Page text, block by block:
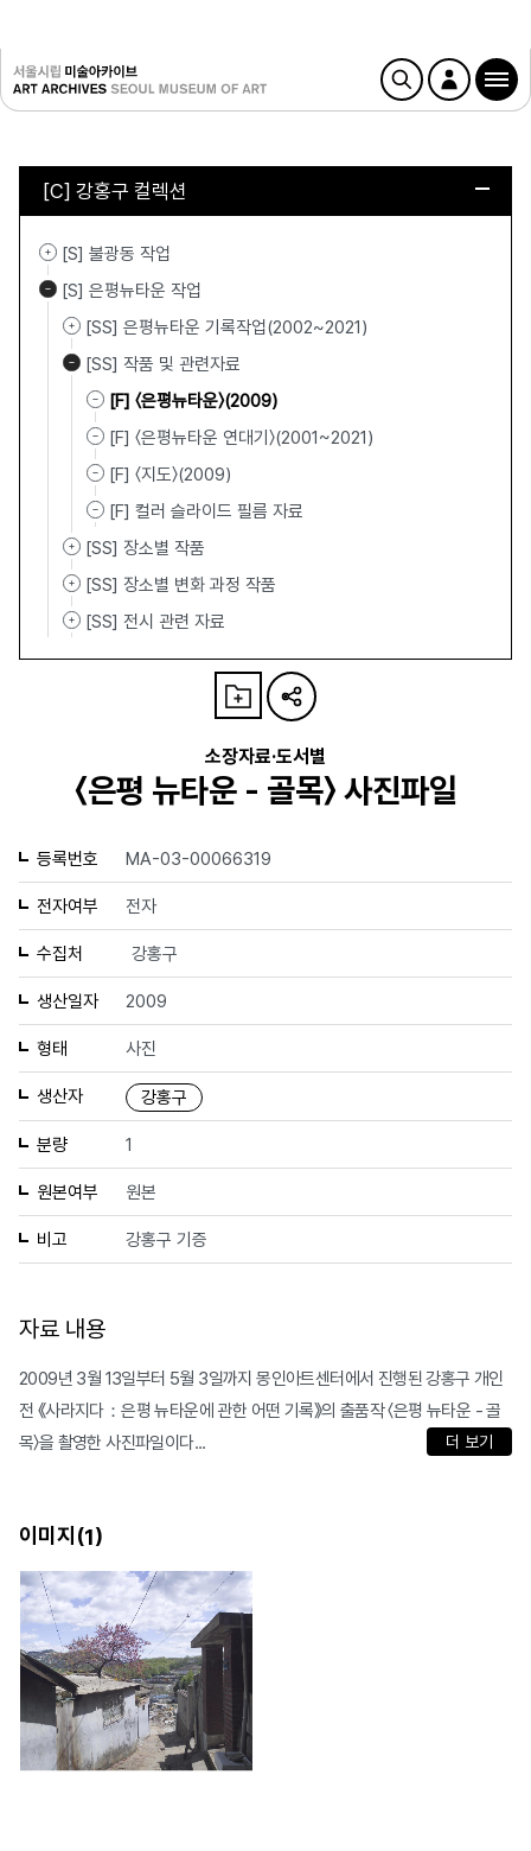
[C] 강홍구 컬렉션
[S] 불광동 작업
[S] 은평뉴타운 작업
[SS] 은평뉴타운 기록작업(2002~2021)
[SS] 작품 및 관련자료
[F] 〈은평뉴타운〉(2009)
[F] 〈은평뉴타운 연대기〉(2001~2021)
[F] 〈지도〉(2009)
[F] 컬러 슬라이드 필름 자료
[SS] 장소별 작품
[SS] 장소별 변화 과정 작품
[SS] 전시 관련 자료
소장자료·도서별
〈은평 뉴타운 - 골목〉 사진파일
등록번호 MA-03-00066319
전자여부 전자
수집처 강홍구
생산일자 2009
형태 사진
생산자 강홍구
분량 1
원본여부 원본
비고 강홍구 기증
자료 내용
2009년 3월 13일부터 5월 3일까지 몽인아트센터에서 진행된 강홍구 개인
전 《사라지다：은평 뉴타운에 관한 어떤 기록》의 출품작 〈은평 뉴타운 - 골
목〉을 촬영한 사진파일이다...
더 보기
이미지(1)